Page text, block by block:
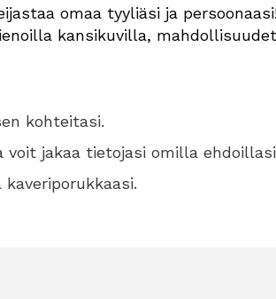
omaa tyyliäsi ja
kansikuvilla, mahdollisuudet
kohteitasi.
voit jakaa tietojasi omilla